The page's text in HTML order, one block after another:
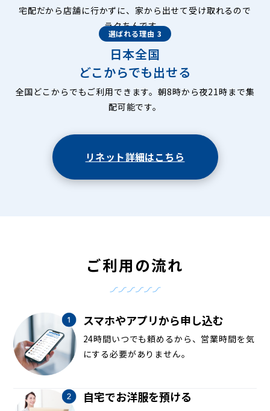
宅配だから店舗に行かずに、家から出せて受け取れるので
ラクちんです。
選ばれる理由 3
日本全国
どこからでも出せる
全国どこからでもご利用できます。朝8時から夜21時まで集
配可能です。
リネット詳細はこちら
ご利用の流れ
スマホやアプリから申し込む
24時間いつでも頼めるから、営業時間を気
にする必要がありません。
自宅でお洋服を預ける